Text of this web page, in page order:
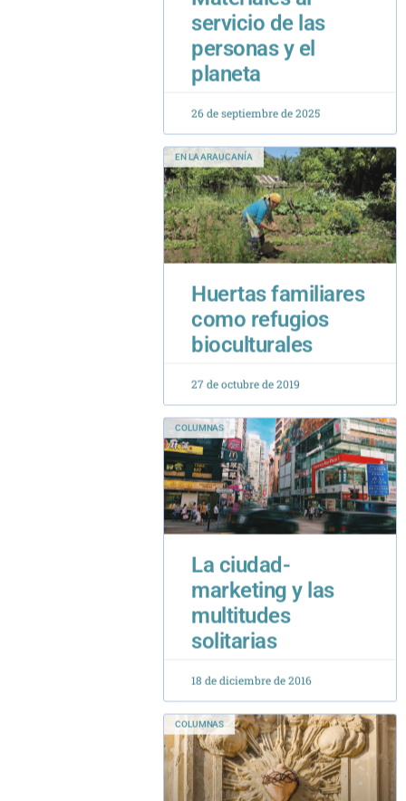
26 de septiembre de 2025
EN LA ARAUCANÍA
Huertas familiares
como refugios
bioculturales
27 de octubre de 2019
COLUMNAS
La ciudad-
marketing y las
multitudes
solitarias
18 de diciembre de 2016
COLUMNAS
El amor que salva